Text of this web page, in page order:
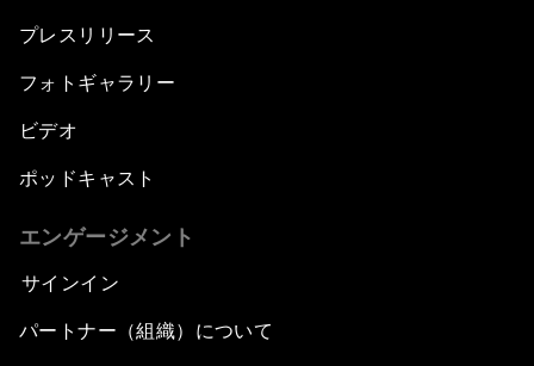
The Art of Influence
Climate Change: The Next Financial Crisis?
Digital Health at a Tipping Point
Sustaining the Space Economy
Welcome to the Annual Meeting of the New
Champions 2019
プレスリリース
フォトギャラリー
ビデオ
ポッドキャスト
エンゲージメント
サインイン
パートナー（組織）について